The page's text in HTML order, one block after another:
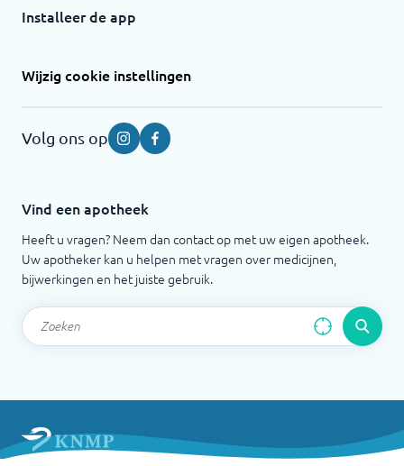
Installeer de app
Wijzig cookie instellingen
Volg ons op InstagramFacebook
Vind een apotheek
Heeft u vragen? Neem dan contact op met uw eigen apotheek.
Uw apotheker kan u helpen met vragen over medicijnen,
bijwerkingen en het juiste gebruik.